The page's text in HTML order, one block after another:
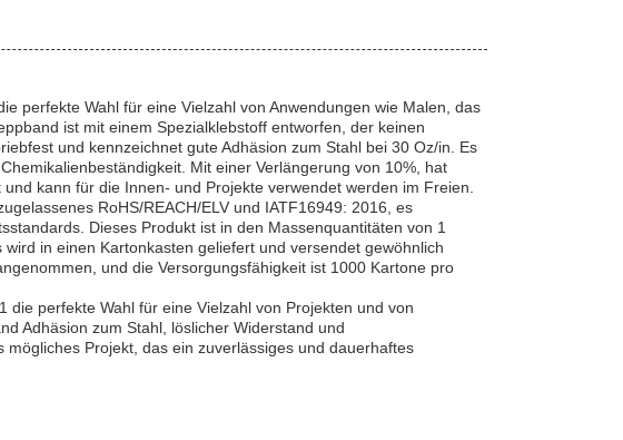
perfekte Wahl für eine Vielzahl von Anwendungen wie Malen, das
ist mit einem Spezialklebstoff entworfen, der keinen
und kennzeichnet gute Adhäsion zum Stahl bei 30 Oz/in. Es
Mit einer Verlängerung von 10%, hat
kann für die Innen- und Projekte verwendet werden im Freien.
RoHS/REACH/ELV und IATF16949: 2016, es
Dieses Produkt ist in den Massenquantitäten von 1
in einen Kartonkasten geliefert und versendet gewöhnlich
und die Versorgungsfähigkeit ist 1000 Kartone pro
perfekte Wahl für eine Vielzahl von Projekten und von
Adhäsion zum Stahl, löslicher Widerstand und
Projekt, das ein zuverlässiges und dauerhaftes